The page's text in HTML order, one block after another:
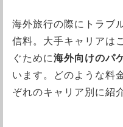
海外旅行の際にトラブ
信料。大手キャリアは
ぐために海外向けのパ
います。どのような料
ぞれのキャリア別に紹